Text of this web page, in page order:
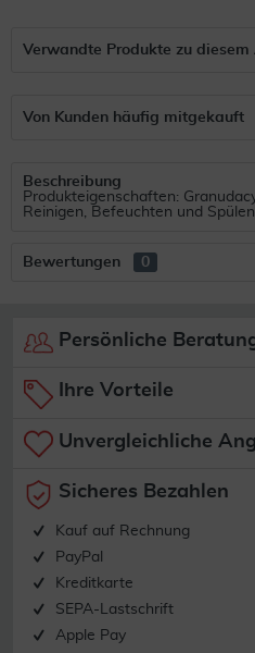
Verwandte Produkte zu diesem
Von Kunden häufig mitgekauft
Beschreibung
Produkteigenschaften:
Reinigen, Befeuchten und
Bewertungen 0
Persönliche
Ihre Vorteile
Unvergleichliche
Sicheres Bezahlen
Kauf auf Rechnung
PayPal
Kreditkarte
SEPA-Lastschrift
Apple Pay